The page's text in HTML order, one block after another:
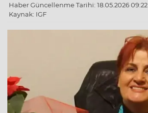
Haber Güncellenme Tarihi: 18.05.2026 09:22
Kaynak: IGF